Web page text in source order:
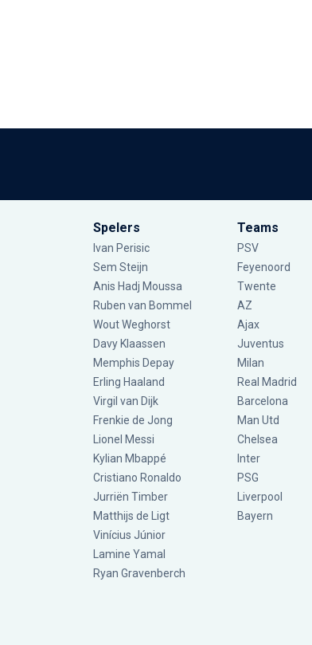
Spelers
Ivan Perisic
Sem Steijn
Anis Hadj Moussa
Ruben van Bommel
Wout Weghorst
Davy Klaassen
Memphis Depay
Erling Haaland
Virgil van Dijk
Frenkie de Jong
Lionel Messi
Kylian Mbappé
Cristiano Ronaldo
Jurriën Timber
Matthijs de Ligt
Vinícius Júnior
Lamine Yamal
Ryan Gravenberch
Teams
PSV
Feyenoord
Twente
AZ
Ajax
Juventus
Milan
Real Madrid
Barcelona
Man Utd
Chelsea
Inter
PSG
Liverpool
Bayern